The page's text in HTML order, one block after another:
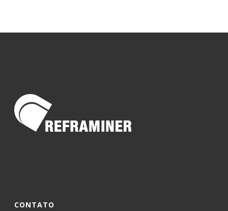
CONTATO